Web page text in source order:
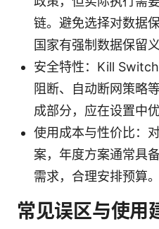
链。避免选择对数据
国家有强制数据保留
安全特性：Kill
阻断、自动断网策略
成部分，应在设置中优
使用成本与性价比：
案，年度方案通常具
需求，合理安排预算。
常见误区与使用